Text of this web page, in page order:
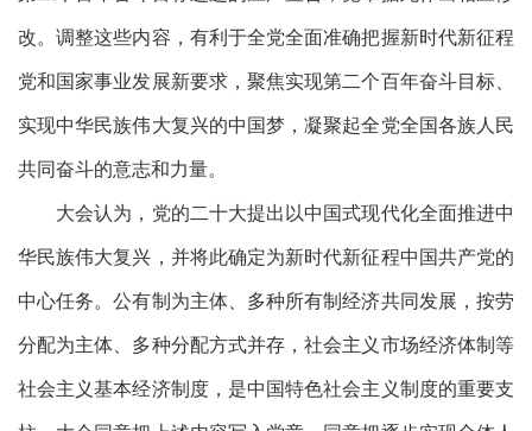
改。调整这些内容，有利于全党全面准确把握新时代新征程
党和国家事业发展新要求，聚焦实现第二个百年奋斗目标、
实现中华民族伟大复兴的中国梦，凝聚起全党全国各族人民
共同奋斗的意志和力量。
大会认为，党的二十大提出以中国式现代化全面推进中
华民族伟大复兴，并将此确定为新时代新征程中国共产党的
中心任务。公有制为主体、多种所有制经济共同发展，按劳
分配为主体、多种分配方式并存，社会主义市场经济体制等
社会主义基本经济制度，是中国特色社会主义制度的重要支